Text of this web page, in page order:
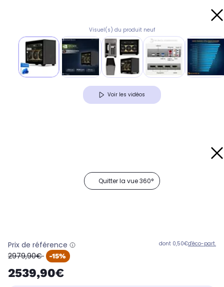
Visuel(s) du produit neuf
Voir les vidéos
Quitter la vue 360°
Prix de référence
oldPrice
2979,90€ -15%
2539,90€
dont 0,50€d'éco-part.